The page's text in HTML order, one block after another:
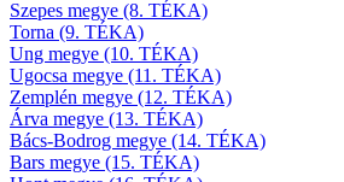
Szepes megye (8. TÉKA)
Torna (9. TÉKA)
Ung megye (10. TÉKA)
Ugocsa megye (11. TÉKA)
Zemplén megye (12. TÉKA)
Árva megye (13. TÉKA)
Bács-Bodrog megye (14. TÉKA)
Bars megye (15. TÉKA)